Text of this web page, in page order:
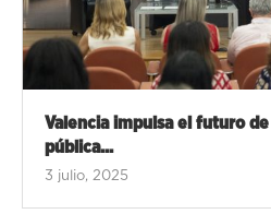
Valencia impulsa el futuro
pública...
3 julio, 2025